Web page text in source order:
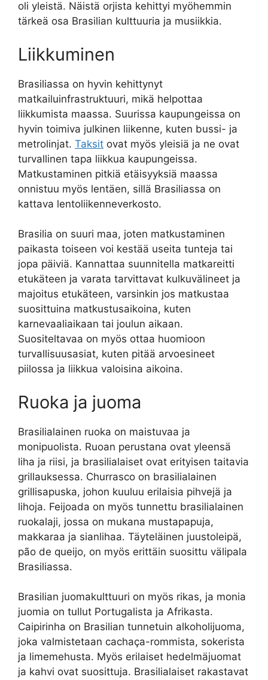
oli yleistä. Näistä orjista kehittyi myöhemmin
tärkeä osa Brasilian kulttuuria ja musiikkia.
Liikkuminen
Brasiliassa on hyvin kehittynyt
matkailuinfrastruktuuri, mikä helpottaa
liikkumista maassa. Suurissa kaupungeissa on
hyvin toimiva julkinen liikenne, kuten bussi- ja
metrolinjat. Taksit ovat myös yleisiä ja ne ovat
turvallinen tapa liikkua kaupungeissa.
Matkustaminen pitkiä etäisyyksiä maassa
onnistuu myös lentäen, sillä Brasiliassa on
kattava lentoliikenneverkosto.
Brasilia on suuri maa, joten matkustaminen
paikasta toiseen voi kestää useita tunteja tai
jopa päiviä. Kannattaa suunnitella matkareitti
etukäteen ja varata tarvittavat kulkuvälineet ja
majoitus etukäteen, varsinkin jos matkustaa
suosittuina matkustusaikoina, kuten
karnevaaliaikaan tai joulun aikaan.
Suositeltavaa on myös ottaa huomioon
turvallisuusasiat, kuten pitää arvoesineet
piilossa ja liikkua valoisina aikoina.
Ruoka ja juoma
Brasilialainen ruoka on maistuvaa ja
monipuolista. Ruoan perustana ovat yleensä
liha ja riisi, ja brasilialaiset ovat erityisen taitavia
grillauksessa. Churrasco on brasilialainen
grillisapuska, johon kuuluu erilaisia pihvejä ja
lihoja. Feijoada on myös tunnettu brasilialainen
ruokalaji, jossa on mukana mustapapuja,
makkaraa ja sianlihaa. Täyteläinen juustoleipä,
pão de queijo, on myös erittäin suosittu välipala
Brasiliassa.
Brasilian juomakulttuuri on myös rikas, ja monia
juomia on tullut Portugalista ja Afrikasta.
Caipirinha on Brasilian tunnetuin alkoholijuoma,
joka valmistetaan cachaça-rommista, sokerista
ja limemehusta. Myös erilaiset hedelmäjuomat
ja kahvi ovat suosittuja. Brasilialaiset rakastavat